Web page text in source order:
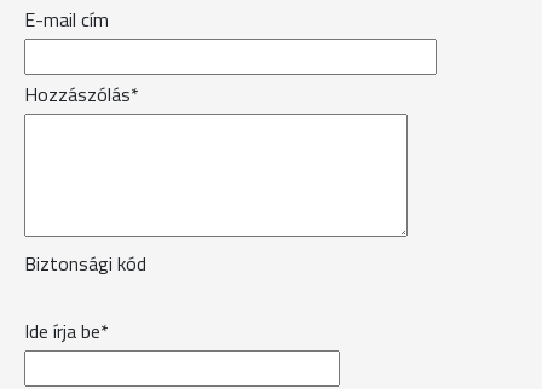
E-mail cím
Hozzászólás*
Biztonsági kód
Ide írja be*